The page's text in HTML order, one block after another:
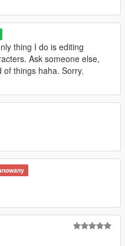
thing I do is editing
Ask someone else,
things haha. Sorry.